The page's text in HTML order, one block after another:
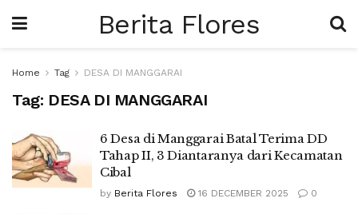
Berita Flores
Home Tag DESA DI MANGGARAI
Tag: DESA DI MANGGARAI
6 Desa di Manggarai Batal Terima DD
Tahap II, 3 Diantaranya dari Kecamatan
Cibal
by Berita Flores 16 DECEMBER 2025 0